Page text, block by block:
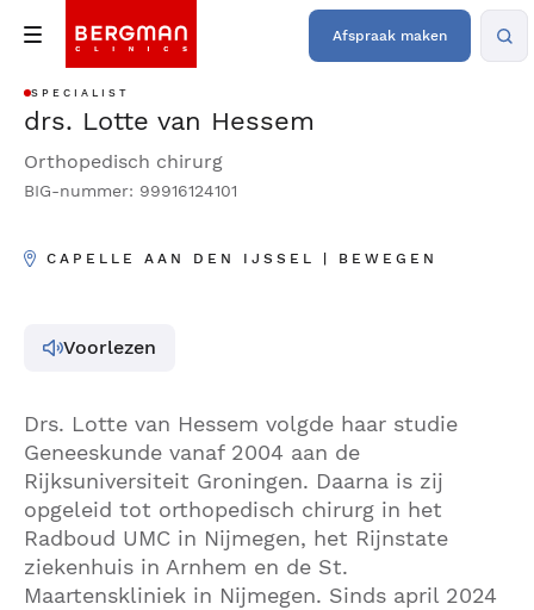
Afspraak maken
SPECIALIST
drs. Lotte van Hessem
Orthopedisch chirurg
BIG-nummer: 99916124101
CAPELLE AAN DEN IJSSEL | BEWEGEN
Voorlezen
Drs. Lotte van Hessem volgde haar studie
Geneeskunde vanaf 2004 aan de
Rijksuniversiteit Groningen. Daarna is zij
opgeleid tot orthopedisch chirurg in het
Radboud UMC in Nijmegen, het Rijnstate
ziekenhuis in Arnhem en de St.
Maartenskliniek in Nijmegen. Sinds april 2024